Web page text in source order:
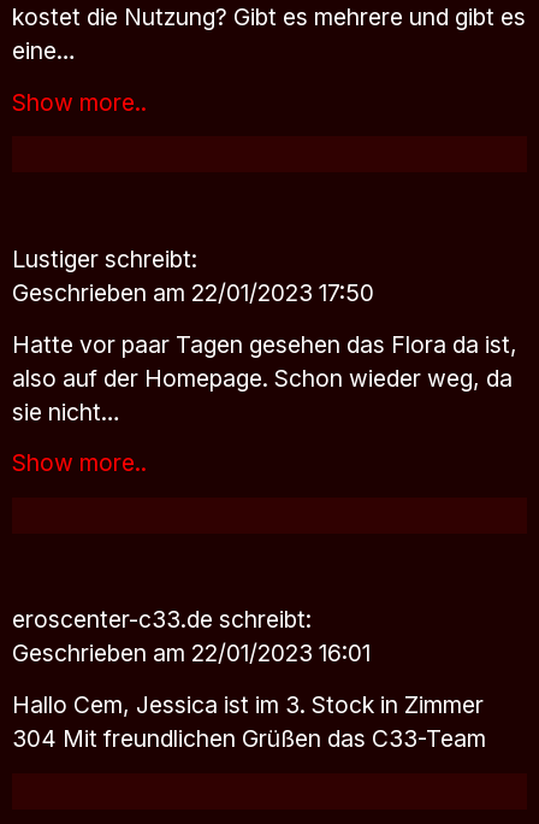
kostet die Nutzung? Gibt es mehrere und gibt es
eine…
Show more..
Lustiger schreibt:
Geschrieben am 22/01/2023 17:50
Hatte vor paar Tagen gesehen das Flora da ist,
also auf der Homepage. Schon wieder weg, da
sie nicht…
Show more..
eroscenter-c33.de schreibt:
Geschrieben am 22/01/2023 16:01
Hallo Cem, Jessica ist im 3. Stock in Zimmer
304 Mit freundlichen Grüßen das C33-Team